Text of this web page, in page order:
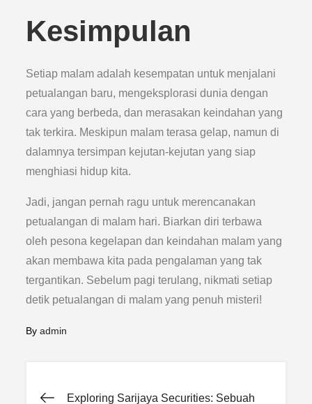
Kesimpulan
Setiap malam adalah kesempatan untuk menjalani
petualangan baru, mengeksplorasi dunia dengan
cara yang berbeda, dan merasakan keindahan yang
tak terkira. Meskipun malam terasa gelap, namun di
dalamnya tersimpan kejutan-kejutan yang siap
menghiasi hidup kita.
Jadi, jangan pernah ragu untuk merencanakan
petualangan di malam hari. Biarkan diri terbawa
oleh pesona kegelapan dan keindahan malam yang
akan membawa kita pada pengalaman yang tak
tergantikan. Sebelum pagi terulang, nikmati setiap
detik petualangan di malam yang penuh misteri!
Byadmin
Exploring Sarijaya Securities: Sebuah